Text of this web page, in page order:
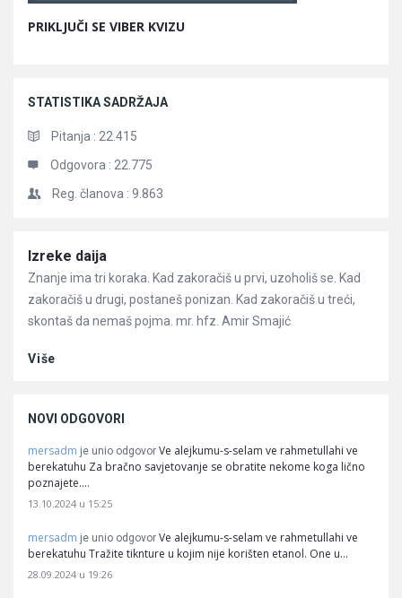
PRIKLJUČI SE VIBER KVIZU
STATISTIKA SADRŽAJA
Pitanja : 22.415
Odgovora : 22.775
Reg. članova : 9.863
Članci
Izreke daija
Znanje ima tri koraka. Kad zakoračiš u prvi, uzoholiš se. Kad
zakoračiš u drugi, postaneš ponizan. Kad zakoračiš u treći,
skontaš da nemaš pojma. mr. hfz. Amir Smajić
Više
NOVI ODGOVORI
mersadm je unio odgovor Ve alejkumu-s-selam ve rahmetullahi ve
berekatuhu Za bračno savjetovanje se obratite nekome koga lično
poznajete.…
13.10.2024 u 15:25
mersadm je unio odgovor Ve alejkumu-s-selam ve rahmetullahi ve
berekatuhu Tražite tiknture u kojim nije korišten etanol. One u…
28.09.2024 u 19:26